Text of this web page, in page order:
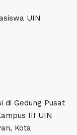
UIN
di Gedung Pusat
III UIN
Kota